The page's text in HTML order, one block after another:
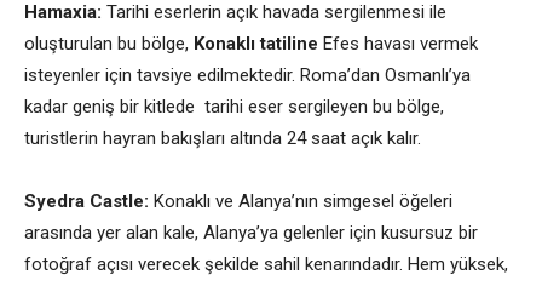
Hamaxia: Tarihi eserlerin açık havada sergilenmesi ile
oluşturulan bu bölge, Konaklı tatiline Efes havası vermek
isteyenler için tavsiye edilmektedir. Roma’dan Osmanlı’ya
kadar geniş bir kitlede tarihi eser sergileyen bu bölge,
turistlerin hayran bakışları altında 24 saat açık kalır.
Syedra Castle: Konaklı ve Alanya’nın simgesel öğeleri
arasında yer alan kale, Alanya’ya gelenler için kusursuz bir
fotoğraf açısı verecek şekilde sahil kenarındadır. Hem yüksek,